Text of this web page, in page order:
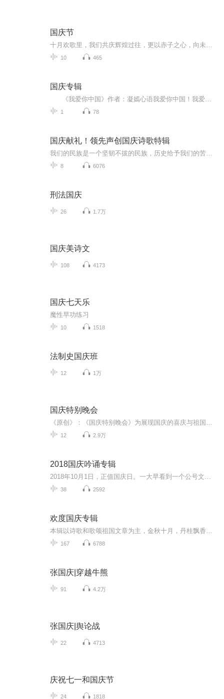
国庆节
10 465
国庆专辑
1 78
国庆献礼！领先声创国庆诗歌特辑
8 6076
刑法国庆
26 1.7万
国庆美诗文
108 4173
国庆七天乐
魔性早功练习
10 1518
法制史国庆班
12 1万
国庆特别晚会
12 2.9万
2018国庆吟诵专辑
38 2592
欢度国庆专辑
167 6788
张国庆|穿越牛熊
91 4.2万
张国庆|舆论战
22 4713
庆祝七一和国庆节
24 1818